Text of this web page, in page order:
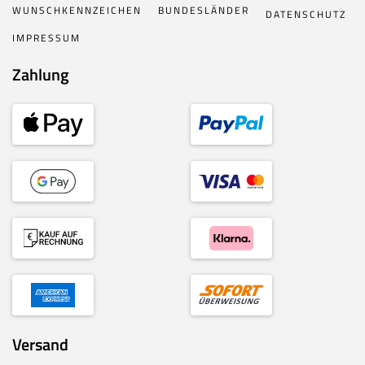
WUNSCHKENNZEICHEN BUNDESLÄNDER
DATENSCHUTZ
IMPRESSUM
Zahlung
Versand